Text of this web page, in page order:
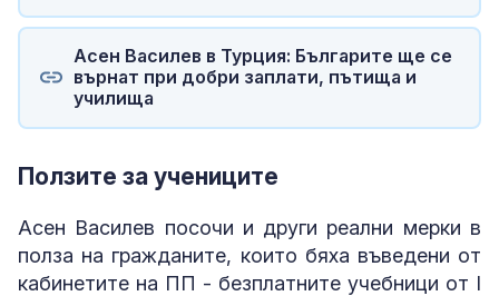
Асен Василев в Турция: Българите ще се
върнат при добри заплати, пътища и
училища
Ползите за учениците
Асен Василев посочи и други реални мерки в
полза на гражданите, които бяха въведени от
кабинетите на ПП - безплатните учебници от I